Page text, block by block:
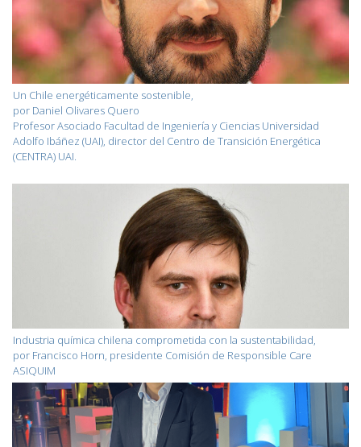
Un Chile energéticamente sostenible,
por Daniel Olivares Quero
Profesor Asociado Facultad de Ingeniería y Ciencias Universidad
Adolfo Ibáñez (UAI), director del Centro de Transición Energética
(CENTRA) UAI.
Industria química chilena comprometida con la sustentabilidad,
por Francisco Horn, presidente Comisión de Responsible Care
ASIQUIM